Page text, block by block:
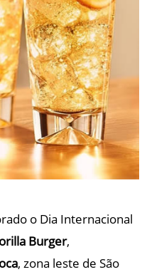
o Dia Internacional
Burger,
, zona leste de São